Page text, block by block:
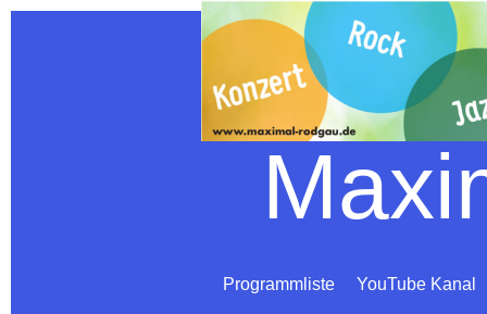
Programmliste YouTube Kanal